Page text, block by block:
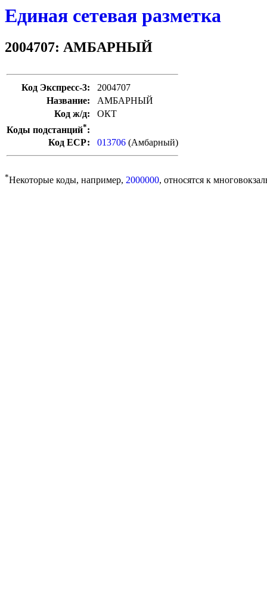
Единая сетевая разметка
2004707: АМБАРНЫЙ
Код Экспресс-3:
2004707
Название:
АМБАРНЫЙ
Код ж/д:
ОКТ
Коды подстанций*:
Код ЕСР:
013706 (Амбарный)
*Некоторые коды, например, 2000000, относятся к